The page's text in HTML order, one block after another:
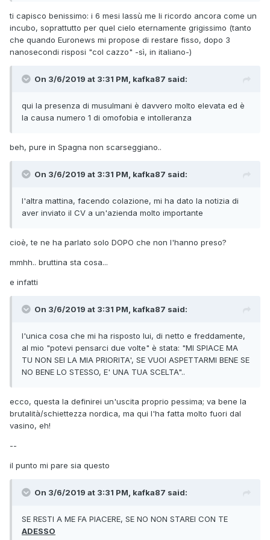
ogni giorno mi dice su futuro, importanza etc.+++
Aggiungo un'altra cosa: quando parliamo del fatto che io
potrei rimanere qui a maggio, cercandomi un nuovo lavoro
relazione (anche per non avere poi il rimpianto del "e se
DI RESTARE, NON ASPETTARTI CHE TI PREGHI PER UNA
COSA DEL GENERE, LA DECISIONE E' SOLO TUA. SE RESTI A
razionalmente, ha la sua logica, ma dall'altro lato mi è
razionali ok, ma non robot... a me verrebbe spontaneo, nei
(La differenza culturale è palese: gli italiani allisciano
sempre le cose e girano 7 pianeti prima di arrivare a dire le
diretti e concisi, tant'è stato S con me).
Voi cosa ne pensate? Qualcuno magari ha vissuto una
vicini, e potrebbe darmi un parere e un consiglio.
posto? (Apprezzo la sincerità e la schiettezza)
Un saluto,
Claudio
ti capisco benissimo: i 6 mesi lassù me li ricordo ancora come un
incubo, soprattutto per quel cielo eternamente grigissimo (tanto
che quando Euronews mi propose di restare fisso, dopo 3
nanosecondi risposi "col cazzo" -sì, in italiano-)
On 3/6/2019 at 3:31 PM, kafka87 said:
qui la presenza di musulmani è davvero molto elevata ed è
la causa numero 1 di omofobia e intolleranza
beh, pure in Spagna non scarseggiano..
On 3/6/2019 at 3:31 PM, kafka87 said:
l'altra mattina, facendo colazione, mi ha dato la notizia di
aver inviato il CV a un'azienda molto importante
cioè, te ne ha parlato solo DOPO che non l'hanno preso?
mmhh.. bruttina sta cosa...
e infatti
On 3/6/2019 at 3:31 PM, kafka87 said:
l'unica cosa che mi ha risposto lui, di netto e freddamente,
al mio "potevi pensarci due volte" è stata: "MI SPIACE MA
TU NON SEI LA MIA PRIORITA', SE VUOI ASPETTARMI BENE SE
NO BENE LO STESSO, E' UNA TUA SCELTA"..
ecco, questa la definirei un'uscita proprio pessima; va bene la
brutalità/schiettezza nordica, ma qui l'ha fatta molto fuori dal
vasino, eh!
--
il punto mi pare sia questo
On 3/6/2019 at 3:31 PM, kafka87 said:
SE RESTI A ME FA PIACERE, SE NO NON STAREI CON TE
ADESSO